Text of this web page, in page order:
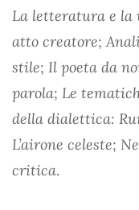
La letteratura e la
atto creatore;
stile; Il poeta da
parola; Le
della dialettica:
L’airone celeste;
critica.